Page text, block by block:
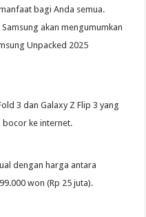
bagi Anda semua.
akan mengumumkan
Unpacked 2025
3 dan Galaxy Z Flip 3 yang
bocor ke internet.
dengan harga antara
won (Rp 25 juta).